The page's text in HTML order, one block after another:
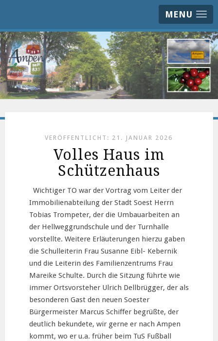
MENU
VERÖFFENTLICHT: 21. JANUAR 2026
Volles Haus im
Schützenhaus
Wichtiger TO war der Vortrag vom Leiter der
Immobilienabteilung der Stadt Soest Herrn
Tobias Trompeter, der die Umbauarbeiten an
der Hellweggrundschule und der Turnhalle
vorstellte. Weitere Erläuterungen hierzu gaben
die Schulleiterin Frau Susanne Eibl- Kebernik
und die Leiterin des Familienzentrums Frau
Mareike Schulte. Durch die Sitzung führte wie
immer Ortsvorsteher Ulrich Dellbrügger, der als
besonderen Gast den neuen Soester
Bürgermeister Marcus Schiffer begrüßte, der
deutlich bekundete, wir gerne er nach Ampen
kommt, wo er u.a. früher beim TuS Fußball